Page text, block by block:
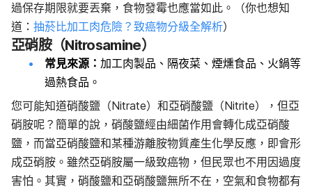
過保存期限就要丟棄，食物發霉也應當如此。（你也想知
道： 抽菸比加工肉危險？致癌物分級全解析）
亞硝胺（Nitrosamine）
常見來源： 加工肉製品、隔夜菜、煙燻食品、火鍋等
過熱食品。
您可能知道硝酸鹽（Nitrate）和亞硝酸鹽（Nitrite），但亞
硝胺呢？簡單的說，硝酸鹽經由細菌作用會轉化成亞硝酸
鹽，而當亞硝酸鹽和某種游離胺物質產生化學反應，即會形
成亞硝胺。雖然亞硝胺屬一級致癌物，但民眾也不用因過度
害怕。 其實，硝酸鹽和亞硝酸鹽無所不在，空氣和食物都有